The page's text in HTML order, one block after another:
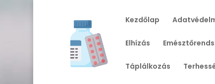
Kezdőlap
Elhízás
Táplálkozás